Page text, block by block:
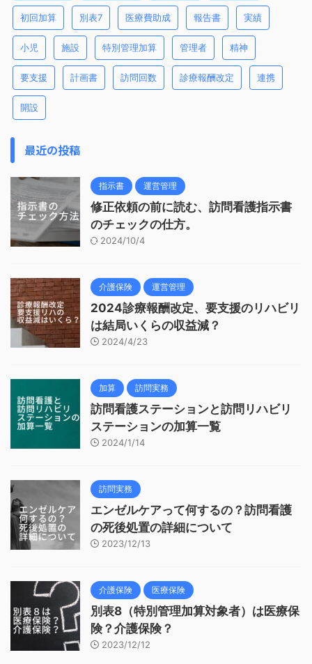
初回加算 別表7 医療費助成 報告書 実績
小児 施設 特別管理加算 管理者 精神
要支援 計画書 訪問回数 診療報酬改定 連携
開設
最近の投稿
指示書 運営管理
修正依頼の前に読む、訪問看護指示書
のチェックの仕方。
2024/10/4
介護保険 運営管理
2024診療報酬改定、要支援のリハビリ
は結局いくらの収益減？
2024/4/23
加算 訪問実務
訪問看護ステーションと訪問リハビリ
ステーションの加算一覧
2024/1/14
訪問実務
エンゼルケアって何するの？訪問看護
の死後処置の詳細について
2023/12/13
介護保険 医療保険
別表8（特別管理加算対象者）は医療保
険？介護保険？
2023/12/12